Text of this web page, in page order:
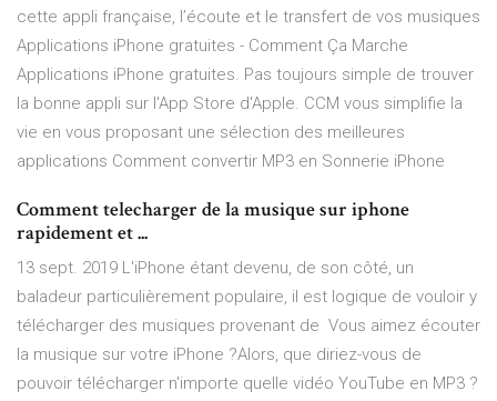
cette appli française, l’écoute et le transfert de vos musiques
Applications iPhone gratuites - Comment Ça Marche
Applications iPhone gratuites. Pas toujours simple de trouver
la bonne appli sur l'App Store d'Apple. CCM vous simplifie la
vie en vous proposant une sélection des meilleures
applications Comment convertir MP3 en Sonnerie iPhone
Comment telecharger de la musique sur iphone
rapidement et ...
13 sept. 2019 L'iPhone étant devenu, de son côté, un
baladeur particulièrement populaire, il est logique de vouloir y
télécharger des musiques provenant de Vous aimez écouter
la musique sur votre iPhone ?Alors, que diriez-vous de
pouvoir télécharger n'importe quelle vidéo YouTube en MP3 ?